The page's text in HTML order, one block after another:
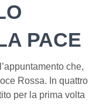
PACE
che,
Rossa. In quattro
per la prima volta